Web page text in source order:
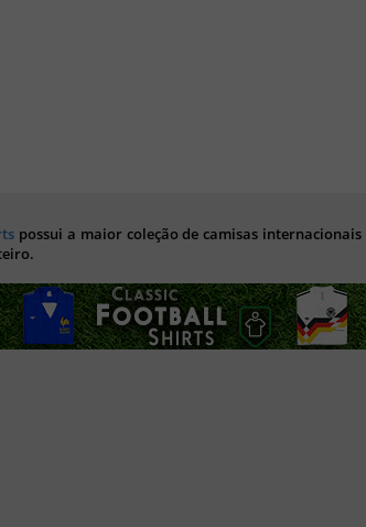
possui a maior coleção de camisas